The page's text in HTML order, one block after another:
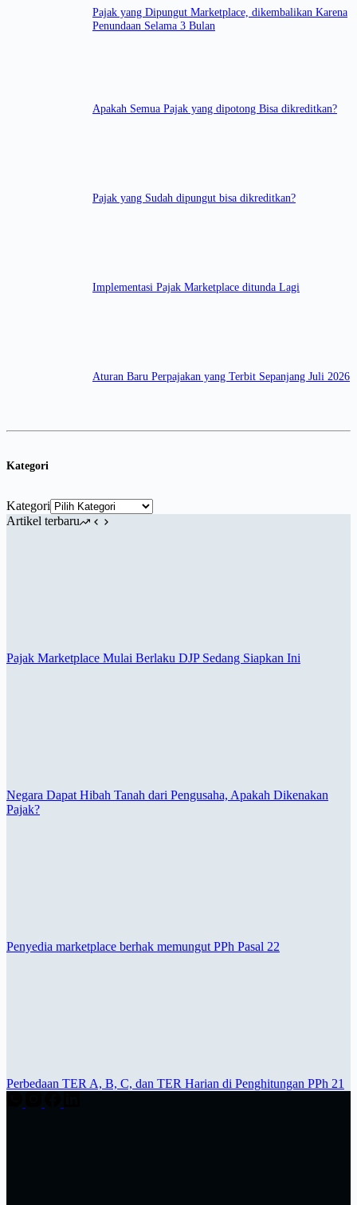
Pajak yang Dipungut Marketplace, dikembalikan Karena
Penundaan Selama 3 Bulan
Apakah Semua Pajak yang dipotong Bisa dikreditkan?
Pajak yang Sudah dipungut bisa dikreditkan?
Implementasi Pajak Marketplace ditunda Lagi
Aturan Baru Perpajakan yang Terbit Sepanjang Juli 2026
Kategori
Kategori
Artikel terbaru
Pajak Marketplace Mulai Berlaku DJP Sedang Siapkan Ini
Negara Dapat Hibah Tanah dari Pengusaha, Apakah Dikenakan
Pajak?
Penyedia marketplace berhak memungut PPh Pasal 22
Perbedaan TER A, B, C, dan TER Harian di Penghitungan PPh 21